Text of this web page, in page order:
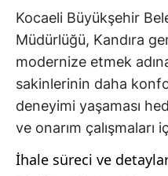
Kocaeli Büyükşehir
Müdürlüğü, Kandıra
modernize etmek
sakinlerinin daha
deneyimi yaşaması
ve onarım
İhale süreci ve